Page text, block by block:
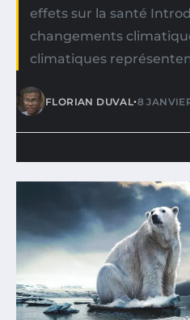
effets sur la santé
changements
climatiques
FLORIAN DUVAL•8